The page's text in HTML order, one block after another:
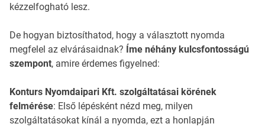
kézzelfogható lesz.
De hogyan biztosíthatod, hogy a választott nyomda
megfelel az elvárásaidnak? Íme néhány kulcsfontosságú
szempont, amire érdemes figyelned:
Konturs Nyomdaipari Kft. szolgáltatásai körének
felmérése: Első lépésként nézd meg, milyen
szolgáltatásokat kínál a nyomda, ezt a honlapján